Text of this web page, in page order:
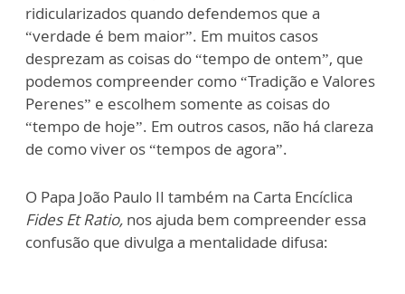
ridicularizados quando defendemos que a
“verdade é bem maior”. Em muitos casos
desprezam as coisas do “tempo de ontem”, que
podemos compreender como “Tradição e Valores
Perenes” e escolhem somente as coisas do
“tempo de hoje”. Em outros casos, não há clareza
de como viver os “tempos de agora”.
O Papa João Paulo II também na Carta Encíclica
Fides Et Ratio, nos ajuda bem compreender essa
confusão que divulga a mentalidade difusa: